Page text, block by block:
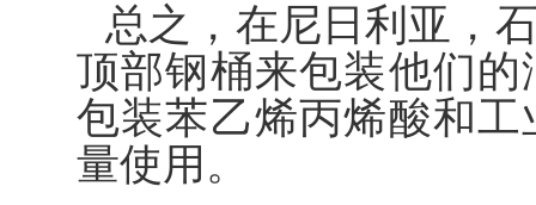
总之，在尼日利亚，
顶部钢桶来包装他们
包装苯乙烯丙烯酸和
量使用。